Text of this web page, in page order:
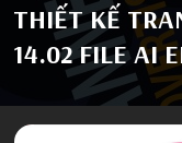
THIẾT KẾ
14.02 FILE AI